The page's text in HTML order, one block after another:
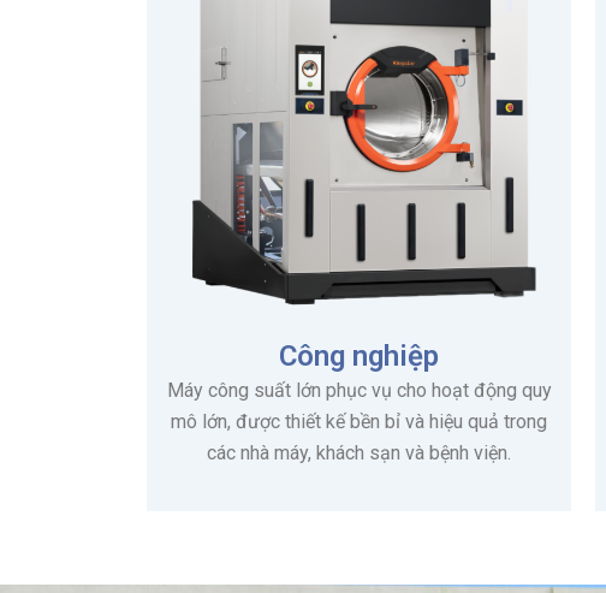
Công nghiệp
Máy công suất lớn phục vụ cho hoạt động quy
mô lớn, được thiết kế bền bỉ và hiệu quả trong
các nhà máy, khách sạn và bệnh viện.